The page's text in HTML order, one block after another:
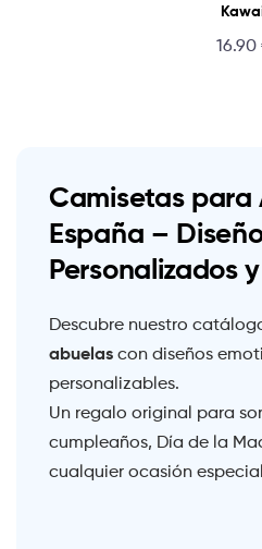
16.90
Camisetas para
España –
Personalizados
Descubre nuestro
abuelas con diseños
personalizables.
Un regalo original para
cumpleaños, Día de la
cualquier ocasión